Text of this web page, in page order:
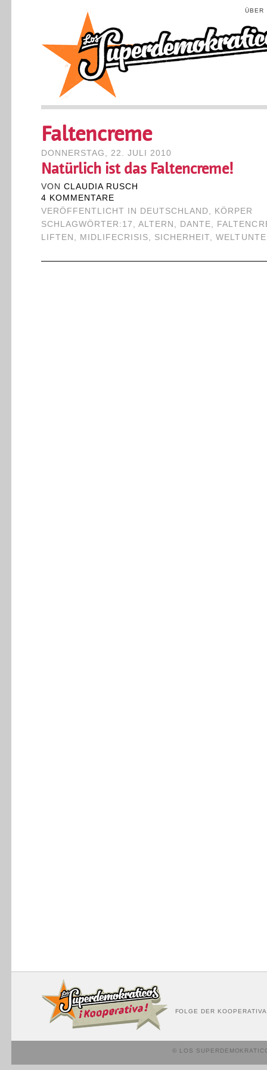
ÜBER
Faltencreme
DONNERSTAG, 22. JULI 2010
Natürlich ist das Faltencreme!
VON CLAUDIA RUSCH
4 KOMMENTARE
VERÖFFENTLICHT IN
DEUTSCHLAND, KÖRPER
SCHLAGWÖRTER: 17 , ALTERN , DANTE,
LIFTEN , MIDLIFECRISIS, SICHERHEIT,
FOLGE DER
© LOS